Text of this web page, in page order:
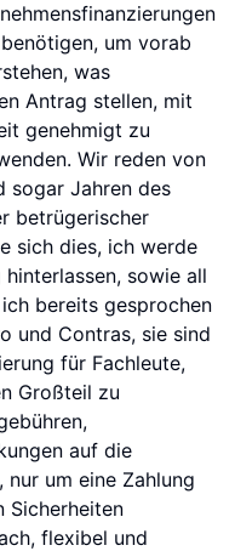
um vorab
was
Antrag stellen, mit
genehmigt zu
Wir reden von
sogar Jahren des
betrügerischer
sich dies, ich werde
sowie all
bereits gesprochen
und Contras, sie sind
für Fachleute,
Großteil zu
auf die
um eine Zahlung
Sicherheiten
flexibel und